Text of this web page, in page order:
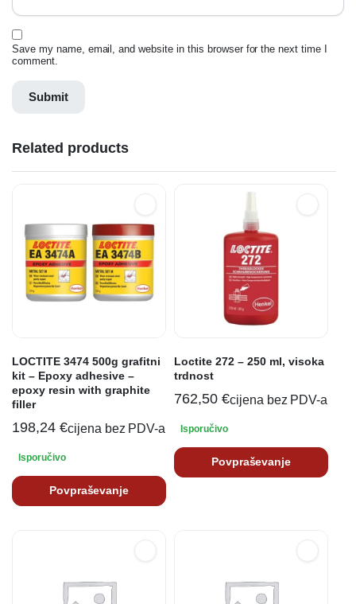
Save my name, email, and website in this browser for the next time I
comment.
Related products
LOCTITE 3474 500g grafitni
kit – Epoxy adhesive –
epoxy resin with graphite
filler
198,24 €cijena bez PDV-a
Isporučivo
Povpraševanje
Loctite 272 – 250 ml, visoka
trdnost
762,50 €cijena bez PDV-a
Isporučivo
Povpraševanje